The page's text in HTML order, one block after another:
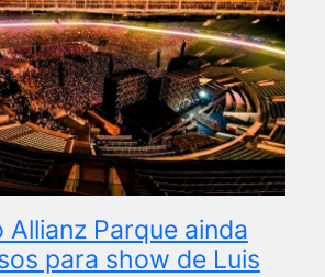
Allianz Parque ainda
para show de Luis